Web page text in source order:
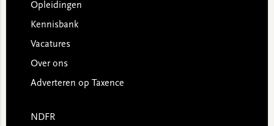
Opleidingen
Kennisbank
Vacatures
Over ons
Adverteren op Taxence
NDFR